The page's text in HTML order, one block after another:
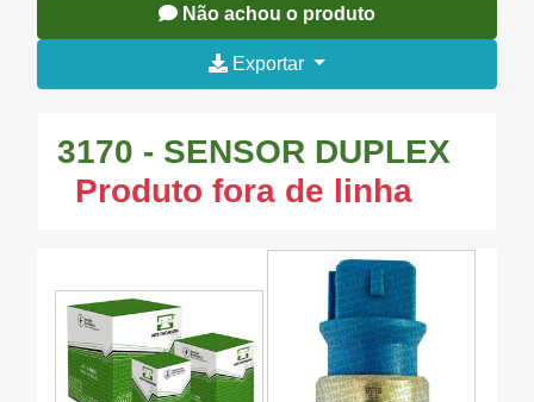
Não achou o produto
Exportar
3170 - SENSOR DUPLEX
Produto fora de linha